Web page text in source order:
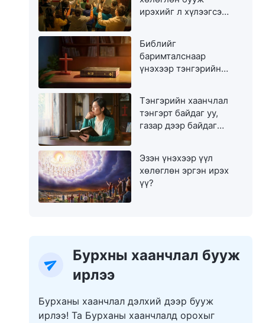
ирэхийг л хүлээгсэд
Библийг
баримталснаар
үнэхээр тэнгэрийн
Тэнгэрийн хаанчлал
тэнгэрт байдаг уу,
газар дээр байдаг
Эзэн үнэхээр үүл
хөлөглөн эргэн ирэх
үү?
Бурхны хаанчлал бууж
ирлээ
Бурханы хаанчлал дэлхий дээр бууж
ирлээ! Та Бурханы хаанчлалд орохыг